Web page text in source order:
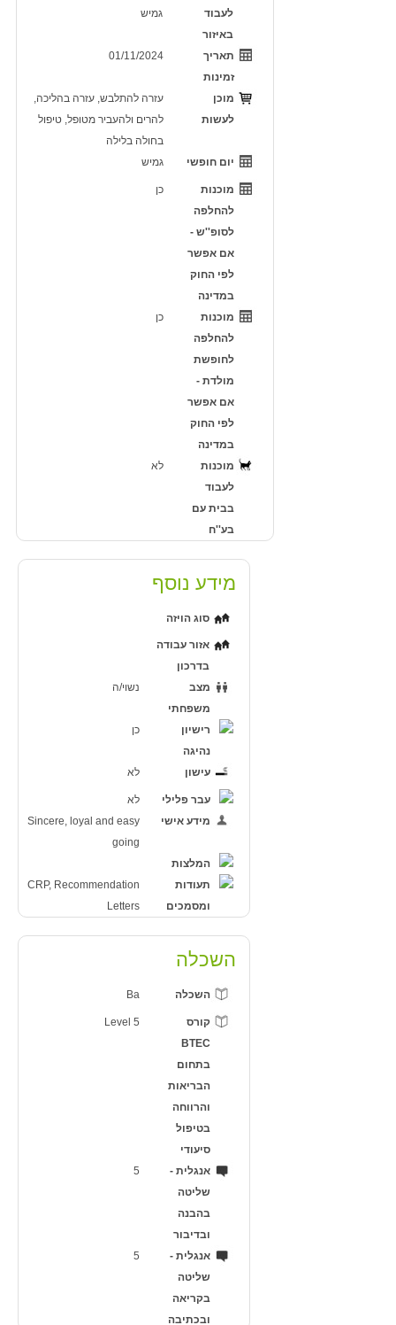
לעבוד
באיזור
גמיש
תאריך
זמינות
01/11/2024
מוכן
לעשות
עזרה להתלבש, עזרה בהליכה,
להרים ולהעביר מטופל, טיפול
בחולה בלילה
יום חופשי
גמיש
מוכנות
להחלפה
לסופ''ש -
אם אפשר
לפי החוק
במדינה
כן
מוכנות
להחלפה
לחופשת
מולדת -
אם אפשר
לפי החוק
במדינה
כן
מוכנות
לעבוד
בבית עם
בע''ח
לא
מידע נוסף
סוג הויזה
אזור עבודה
בדרכון
מצב
משפחתי
נשוי/ה
רישיון
נהיגה
כן
עישון לא
עבר פלילי
לא
מידע אישי
Sincere, loyal and easy
going
המלצות
תעודות
ומסמכים
CRP, Recommendation
Letters
השכלה
השכלה Ba
קורס
BTEC
בתחום
הבריאות
והרווחה
בטיפול
סיעודי
Level 5
אנגלית -
שליטה
בהבנה
ובדיבור
5
אנגלית -
שליטה
בקריאה
ובכתיבה
5